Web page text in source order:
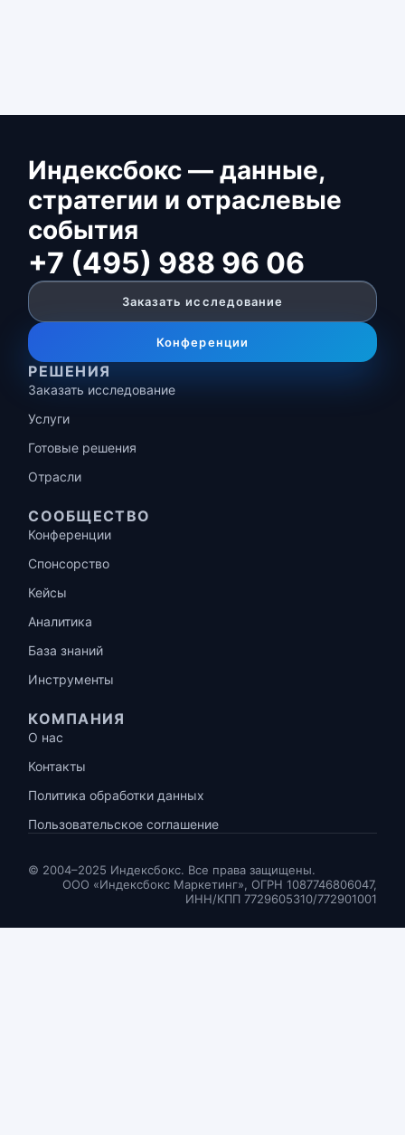
Индексбокс — данные,
стратегии и отраслевые
события
+7 (495) 988 96 06
Заказать исследование
Конференции
РЕШЕНИЯ
Заказать исследование
Услуги
Готовые решения
Отрасли
СООБЩЕСТВО
Конференции
Спонсорство
Кейсы
Аналитика
База знаний
Инструменты
КОМПАНИЯ
О нас
Контакты
Политика обработки данных
Пользовательское соглашение
© 2004–2025 Индексбокс. Все права защищены.
ООО «Индексбокс Маркетинг», ОГРН 1087746806047,
ИНН/КПП 7729605310/772901001